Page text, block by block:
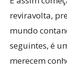
reviravolta,
mundo
seguintes, é
merecem